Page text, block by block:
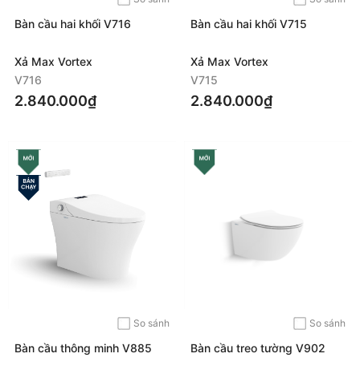
Bàn cầu hai khối V716
Xả Max Vortex
V716
2.840.000₫
Bàn cầu hai khối V715
Xả Max Vortex
V715
2.840.000₫
So sánh
Bàn cầu thông minh V885
So sánh
Bàn cầu treo tường V902